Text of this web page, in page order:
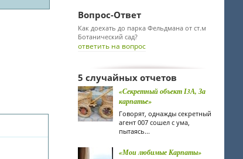
Вопрос-Ответ
Как доехать до парка Фельдмана от ст.м
Ботанический сад?
ответить на вопрос
5 случайных отчетов
«Секретный объект І3А, За
карпатье»
Говорят, однажды секретный
агент 007 сошел с ума,
пытаясь...
«Мои любимые Карпаты»